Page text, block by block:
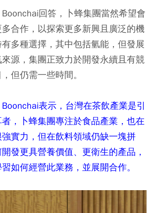
回答，卜蜂集團當然希望會
合作，以探索更多新興且廣泛的機
多種選擇，其中包括氫能，但發展
源，集團正致力於開發永續且有競
但仍需一些時間。
表示，台灣在茶飲產業是引
，卜蜂集團專注於食品產業，也在
實力，但在飲料領域仍缺一塊拼
發更具營養價值、更衛生的產品，
如何經營此業務，並展開合作。